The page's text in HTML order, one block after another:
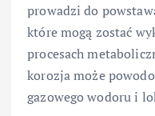
prowadzi do
które mogą zostać
procesach
korozja może
gazowego wodoru i